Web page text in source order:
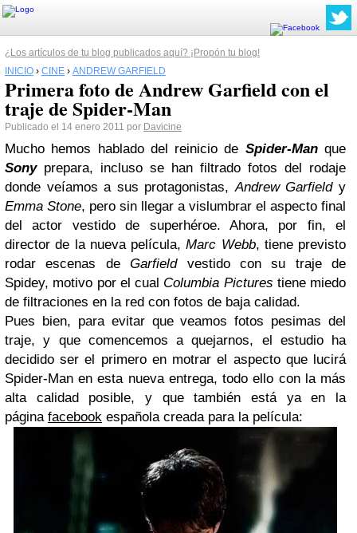
¿Los artículos de tu blog publicados aquí? ¡Propón tu blog!
INICIO › CINE › ANDREW GARFIELD
Primera foto de Andrew Garfield con el
traje de Spider-Man
Publicado el 14 enero 2011 por Davicine
Mucho hemos hablado del reinicio de Spider-Manque
Sony prepara, incluso se han filtrado fotos del rodaje
donde veíamos a sus protagonistas,Andrew Garfieldy
Emma Stone, pero sin llegar a vislumbrar el aspecto final
del actor vestido de superhéroe. Ahora, por fin, el
director de la nueva película, Marc Webb, tiene previsto
rodar escenas deGarfield vestido con su traje de
Spidey, motivo por el cual Columbia Pictures tiene miedo
de filtraciones en la red con fotos de baja calidad.
Pues bien, para evitar que veamos fotos pesimas del
traje, y que comencemos a quejarnos, el estudio ha
decidido ser el primero en motrar el aspecto que lucirá
Spider-Man en esta nueva entrega, todo ello con la más
alta calidad posible, y que también está ya en la
página facebook española creada para la película: